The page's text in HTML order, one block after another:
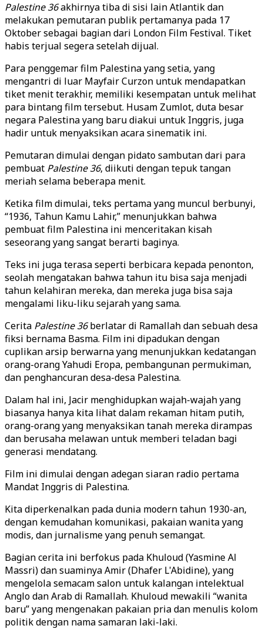
Palestine 36akhirnya tiba di sisi lain Atlantik dan
melakukan pemutaran publik pertamanya pada 17
Oktober sebagai bagian dari London Film Festival. Tiket
habis terjual segera setelah dijual.
Para penggemar film Palestina yang setia, yang
mengantri di luar Mayfair Curzon untuk mendapatkan
tiket menit terakhir, memiliki kesempatan untuk melihat
para bintang film tersebut. Husam Zumlot, duta besar
negara Palestina yang baru diakui untuk Inggris, juga
hadir untuk menyaksikan acara sinematik ini.
Pemutaran dimulai dengan pidato sambutan dari para
pembuat Palestine 36, diikuti dengan tepuk tangan
meriah selama beberapa menit.
Ketika film dimulai, teks pertama yang muncul berbunyi,
“1936, Tahun Kamu Lahir,” menunjukkan bahwa
pembuat film Palestina ini menceritakan kisah
seseorang yang sangat berarti baginya.
Teks ini juga terasa seperti berbicara kepada penonton,
seolah mengatakan bahwa tahun itu bisa saja menjadi
tahun kelahiran mereka, dan mereka juga bisa saja
mengalami liku-liku sejarah yang sama.
Cerita Palestine 36berlatar di Ramallah dan sebuah desa
fiksi bernama Basma. Film ini dipadukan dengan
cuplikan arsip berwarna yang menunjukkan kedatangan
orang-orang Yahudi Eropa, pembangunan permukiman,
dan penghancuran desa-desa Palestina.
Dalam hal ini, Jacir menghidupkan wajah-wajah yang
biasanya hanya kita lihat dalam rekaman hitam putih,
orang-orang yang menyaksikan tanah mereka dirampas
dan berusaha melawan untuk memberi teladan bagi
generasi mendatang.
Film ini dimulai dengan adegan siaran radio pertama
Mandat Inggris di Palestina.
Kita diperkenalkan pada dunia modern tahun 1930-an,
dengan kemudahan komunikasi, pakaian wanita yang
modis, dan jurnalisme yang penuh semangat.
Bagian cerita ini berfokus pada Khuloud (Yasmine Al
Massri) dan suaminya Amir (Dhafer L'Abidine), yang
mengelola semacam salon untuk kalangan intelektual
Anglo dan Arab di Ramallah. Khuloud mewakili “wanita
baru” yang mengenakan pakaian pria dan menulis kolom
politik dengan nama samaran laki-laki.